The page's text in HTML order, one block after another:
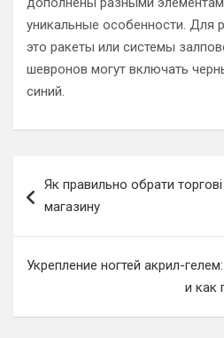
уникальные особенности. Для
это ракеты или системы
шевронов могут включать
синий.
по
Як правильно обрати
магазину
Укрепление ногтей акрил-
и как